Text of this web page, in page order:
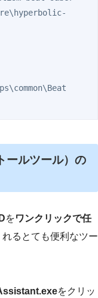
ールツール）の
をワンクリックで任
れるとても便利なツー
をクリッ